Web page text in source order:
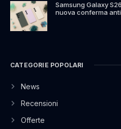
Samsung Galaxy
nuova conferma
CATEGORIE POPOLARI
News
Recensioni
Offerte